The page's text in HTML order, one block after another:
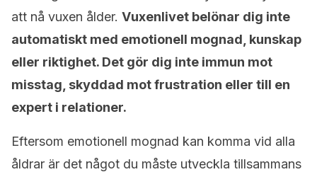
att nå vuxen ålder. Vuxenlivet belönar dig inte
automatiskt med emotionell mognad, kunskap
eller riktighet. Det gör dig inte immun mot
misstag, skyddad mot frustration eller till en
expert i relationer.
Eftersom emotionell mognad kan komma vid alla
åldrar är det något du måste utveckla tillsammans